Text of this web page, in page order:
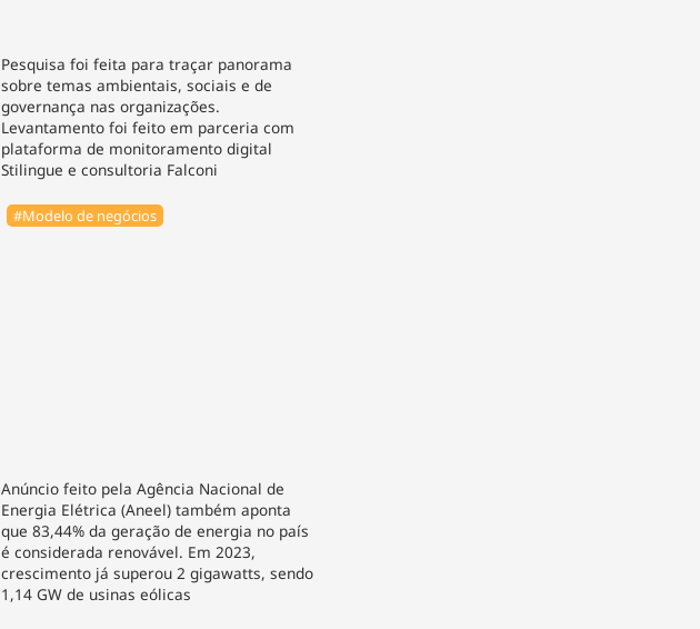
Pesquisa foi feita para traçar panorama
sobre temas ambientais, sociais e de
governança nas organizações.
Levantamento foi feito em parceria com
plataforma de monitoramento digital
Stilingue e consultoria Falconi
#Modelo de negócios
Anúncio feito pela Agência Nacional de
Energia Elétrica (Aneel) também aponta
que 83,44% da geração de energia no país
é considerada renovável. Em 2023,
crescimento já superou 2 gigawatts, sendo
1,14 GW de usinas eólicas